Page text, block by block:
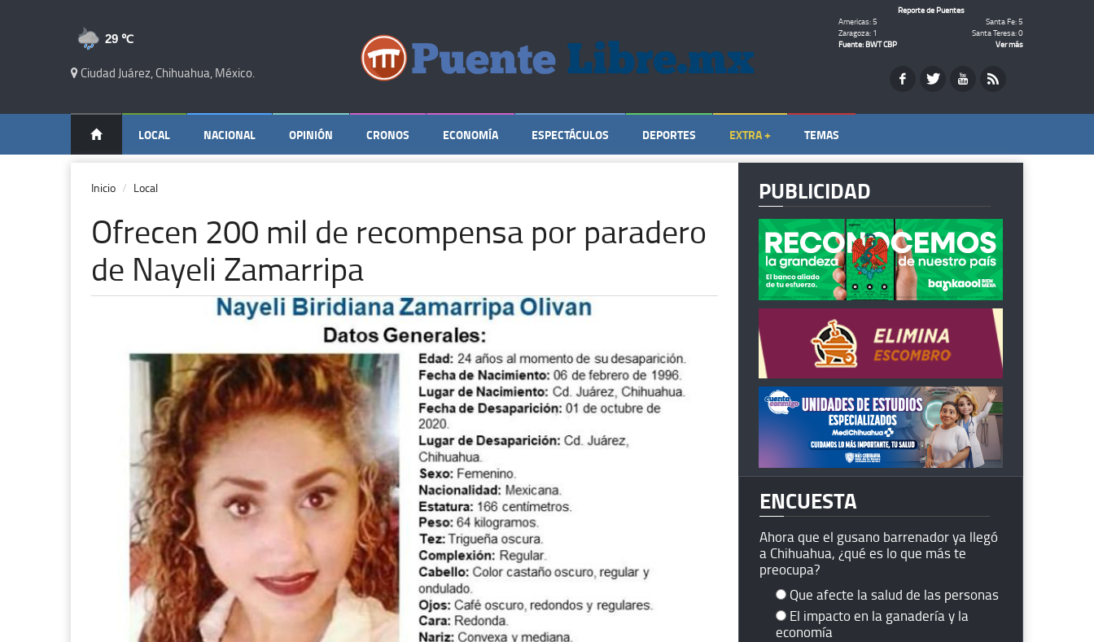
29 ℃
Ciudad Juárez, Chihuahua, México.
Reporte de Puentes
Americas: 5
Santa Fe: 5
Zaragoza: 1
Santa Teresa: 0
Fuente: BWT CBP
Ver más
LOCAL NACIONAL OPINIÓN CRONOS ECONOMÍA ESPECTÁCULOS DEPORTES EXTRA + TEMAS
Inicio Local
Ofrecen 200 mil de recompensa por paradero
de Nayeli Zamarripa
PUBLICIDAD
ENCUESTA
Ahora que el gusano barrenador ya llegó
a Chihuahua, ¿qué es lo que más te
preocupa?
Que afecte la salud de las personas
El impacto en la ganadería y la
economía